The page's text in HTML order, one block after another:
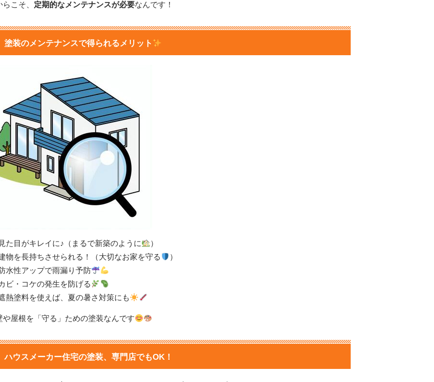
らこそ、 定期的なメンテナンスが必要なんです！
塗装のメンテナンスで得られるメリット
た目がキレイに♪（まるで新築のように
）
物を長持ちさせられる！（大切なお家を守る
）
水性アップで雨漏り予防
ビ・コケの発生を防げる
熱塗料を使えば、夏の暑さ対策にも
や屋根を「守る」ための塗装なんです
ハウスメーカー住宅の塗装、専門店でもOK！